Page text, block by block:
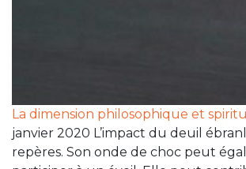
La dimension philosophique et
janvier 2020 L’impact du deuil
repères. Son onde de choc peut